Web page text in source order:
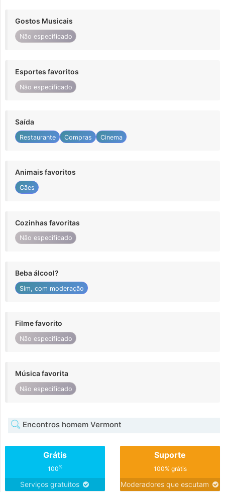
Gostos Musicais
Não especificado
Esportes favoritos
Não especificado
Saída
Restaurante Compras Cinema
Animais favoritos
Cães
Cozinhas favoritas
Não especificado
Beba álcool?
Sim, com moderação
Filme favorito
Não especificado
Música favorita
Não especificado
Encontros homem Vermont
Grátis
100%
Serviços gratuitos
Suporte
100% grátis
Moderadores que escutam